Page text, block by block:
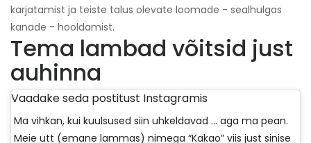
karjatamist ja teiste talus olevate loomade - sealhulgas
kanade - hooldamist.
Tema lambad võitsid just
auhinna
Vaadake seda postitust Instagramis
Ma vihkan, kui kuulsused siin uhkeldavad ... aga ma pean.
Meie utt (emane lammas) nimega “Kakao” viis just sinise